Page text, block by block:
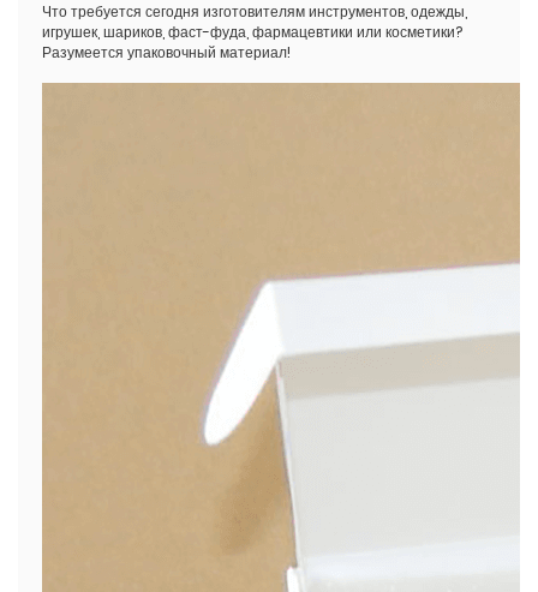
Что требуется сегодня изготовителям инструментов, одежды,
игрушек, шариков, фаст-фуда, фармацевтики или косметики?
Разумеется упаковочный материал!